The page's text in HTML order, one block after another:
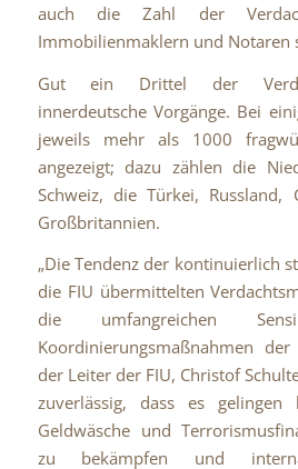
auch die Zahl der
Immobilienmaklern und Notaren
Gut ein Drittel der
innerdeutsche Vorgänge. Bei
jeweils mehr als 1000
angezeigt; dazu zählen die
Schweiz, die Türkei, Russland,
Großbritannien.
„Die Tendenz der kontinuierlich
die FIU übermittelten
die umfangreichen
Koordinierungsmaßnahmen
der Leiter der FIU, Christof
zuverlässig, dass es gelingen
Geldwäsche und
zu bekämpfen und